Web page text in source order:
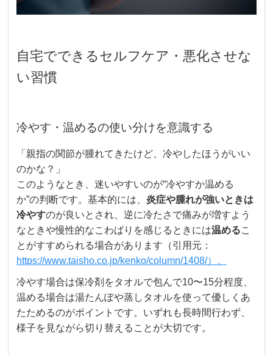
自宅でできるセルフケア・悪化させな
い習慣
冷やす・温めるの使い分けを意識する
「親指の関節が腫れてきたけど、冷やしたほうがいい
のかな？」
このようなとき、迷いやすいのが“冷やすか温める
か”の判断です。基本的には、炎症や腫れが強いときは
冷やすのが良いとされ、逆に冷たさで痛みが増すよう
なときや慢性的なこわばりを感じるときには温めるこ
とがすすめられる場合があります（引用元：
https://www.taisho.co.jp/kenko/column/1408/）。
冷やす場合は保冷剤をタオルで包んで10〜15分程度、
温める場合は湯たんぽや蒸しタオルを使って優しくあ
たためるのがポイントです。いずれも長時間行わず、
様子を見ながら切り替えることが大切です。